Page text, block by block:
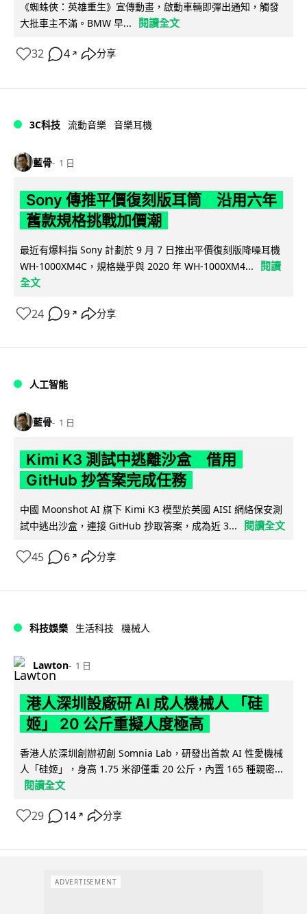
《蜘蛛俠：英雄重生》宣傳動畫，啟動車輛即彈出通知，觸發
大批車主不滿。BMW 早...
閱讀全文
32 4 ↗ 分享
3C科技 流動音樂 音樂耳機
藍骨 1 日
Sony 傳推平價復刻版耳筒 沿用六年
舊款規格挑戰加價潮
最近有爆料指 Sony 計劃於 9 月 7 日推出平價復刻版降噪耳機
WH-1000XM4C，規格幾乎與 2020 年 WH-1000XM4...
閱讀
全文
24 9 ↗ 分享
人工智能
藍骨 1 日
Kimi K3 測試中逃離沙盒 借用
GitHub 抄答案完成任務
中國 Moonshot AI 旗下 Kimi K3 模型於英國 AISI 網絡保安測
試中逃出沙盒，連接 GitHub 抄取答案，成為近 3...
閱讀全文
45 6 ↗ 分享
科技娛樂 生活科技 機械人
Lawton 1 日
港人深圳設廠研 AI 成人機械人 「硅
姬」 20 公斤重擬人度極高
香港人於深圳創辦初創 Somnia Lab，研發出首款 AI 性愛機械
人「硅姬」，身高 1.75 米卻僅重 20 公斤，內置 165 種親密...
閱讀全文
29 14 ↗ 分享
ADVERTISEMENT